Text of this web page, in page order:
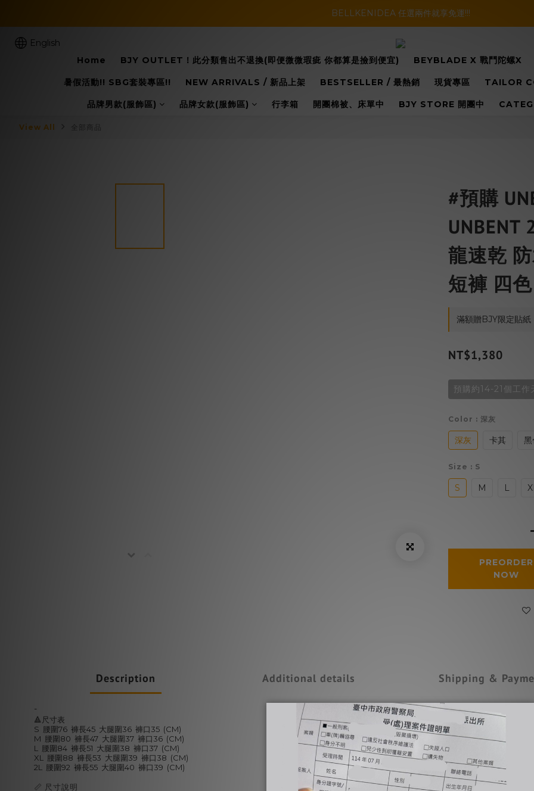
暑假活動登場!! SBG套裝超級優惠價，兩套以上再享免運哦!!
BELLKENIDEA 任選兩件就享免運!!!
暑假活動登場!! SBG套裝超級優惠價，兩套以上再享免運哦!!
English
Home
BJY OUTLET！此分類售出不退換(即便微微瑕疵 你都算是撿到便宜) BEYBLADE X 戰鬥陀螺X
暑假活動!! SBG套裝專區!! NEW ARRIVALS / 新品上架 BESTSELLER / 最熱銷 現貨專區 TAILOR
品牌男款(服飾區) 品牌女款(服飾區) 行李箱 開團棉被、床單中 BJY STORE 開團中
View All 全部商品
#預購
UNBENT
龍速乾
短褲 四色
滿額贈BJY限定貼
NT$1,380
預購約14-21個工作
Color : 深灰
深灰 卡其 黑
Size : S
S M L
PREORDER
NOW
Description Additional details Shipping &
-
🔺尺寸表
S 腰圍76 褲長45 大腿圍36 褲口35 (CM)
M 腰圍80 褲長47 大腿圍37 褲口36 (CM)
L 腰圍84 褲長51 大腿圍38 褲口37 (CM)
XL 腰圍88 褲長53 大腿圍39 褲口38 (CM)
2L 腰圍92 褲長55 大腿圍40 褲口39 (CM)
📏 尺寸說明